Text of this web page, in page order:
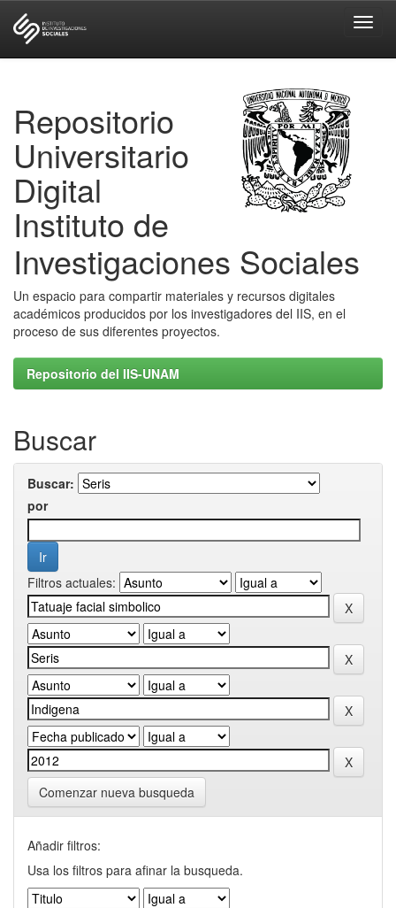
Repositorio
Universitario
Digital
Instituto de
Investigaciones Sociales
Un espacio para compartir materiales y recursos digitales
académicos producidos por los investigadores del IIS, en el
proceso de sus diferentes proyectos.
Repositorio del IIS-UNAM
Buscar
Buscar:
por
Filtros actuales:
Comenzar nueva busqueda
Añadir filtros:
Usa los filtros para afinar la busqueda.